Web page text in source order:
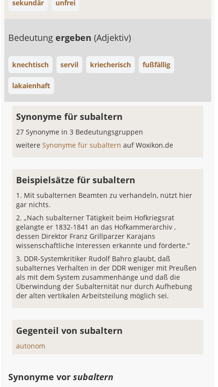
sekundär unfrei
Bedeutungergeben(Adjektiv)
knechtisch servil kriecherisch fußfällig
lakaienhaft
Synonyme für subaltern
27 Synonyme in 3 Bedeutungsgruppen
weitereSynonyme für subalternauf Woxikon.de
Beispielsätze für subaltern
Mit subalternen Beamten zu verhandeln, nützt hier
gar nichts.
„Nach subalterner Tätigkeit beim Hofkriegsrat
gelangte er 1832-1841 an das Hofkammerarchiv ,
dessen Direktor Franz Grillparzer Karajans
wissenschaftliche Interessen erkannte und förderte.“
DDR-Systemkritiker Rudolf Bahro glaubt, daß
subalternes Verhalten in der DDR weniger mit Preußen
als mit dem System zusammenhänge und daß die
Überwindung der Subalternität nur durch Aufhebung
der alten vertikalen Arbeitsteilung möglich sei.
Gegenteil von subaltern
autonom
Synonyme vorsubaltern